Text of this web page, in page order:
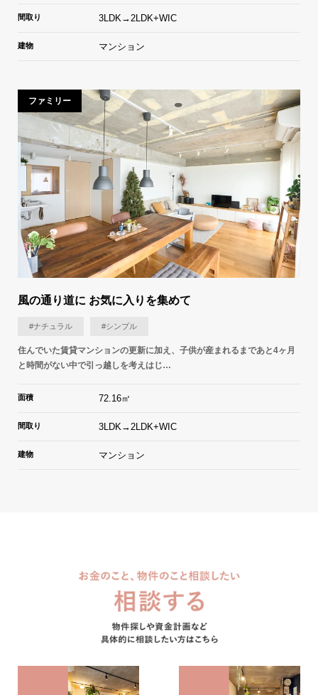
間取り 3LDK→2LDK+WIC
建物 マンション
ファミリー
風の通り道に お気に入りを集めて
#ナチュラル #シンプル
住んでいた賃貸マンションの更新に加え、子供が産まれるまであと4ヶ月
と時間がない中で引っ越しを考えはじ…
面積 72.16㎡
間取り 3LDK→2LDK+WIC
建物 マンション